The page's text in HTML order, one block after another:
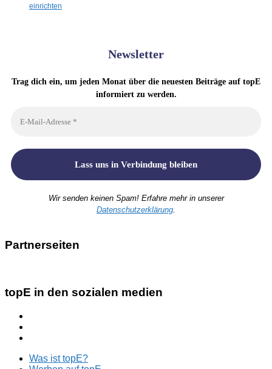
einrichten
Newsletter
Trag dich ein, um jeden Monat über die neuesten Beiträge auf topE
informiert zu werden.
Wir senden keinen Spam! Erfahre mehr in unserer
Datenschutzerklärung
Partnerseiten
topE in den sozialen medien
Was ist topE?